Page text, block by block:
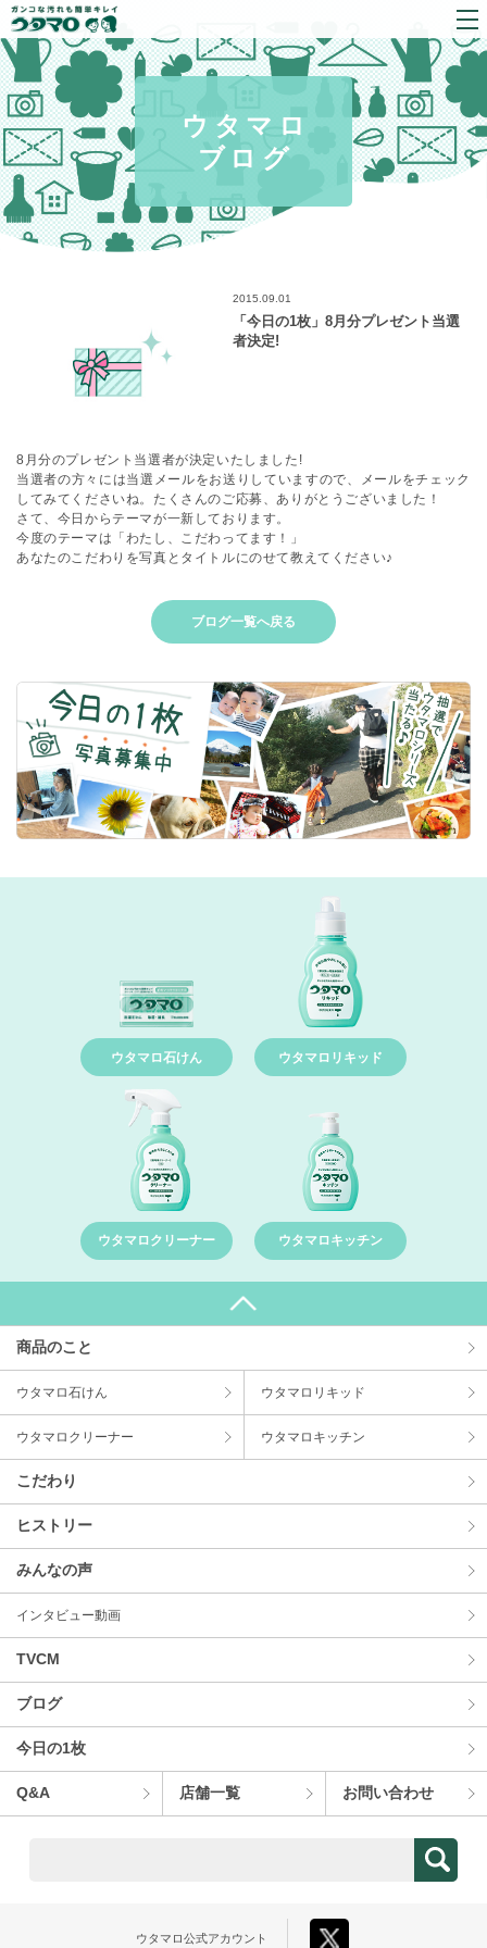
ウタマロ
ブログ
2015.09.01
「今日の1枚」8月分プレゼント当選
者決定!
8月分のプレゼント当選者が決定いたしました!
当選者の方々には当選メールをお送りしていますので、メールをチェック
してみてくださいね。たくさんのご応募、ありがとうございました！
さて、今日からテーマが一新しております。
今度のテーマは「わたし、こだわってます！」
あなたのこだわりを写真とタイトルにのせて教えてください♪
ブログ一覧へ戻る
ウタマロ石けん ウタマロリキッド
ウタマロクリーナー ウタマロキッチン
商品のこと
ウタマロ⽯けん ウタマロリキッド
ウタマロクリーナー ウタマロキッチン
こだわり
ヒストリー
みんなの声
インタビュー動画
TVCM
ブログ
今⽇の1枚
Q&A 店舗⼀覧 お問い合わせ
ウタマロ公式アカウント